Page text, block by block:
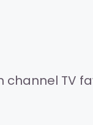
channel TV